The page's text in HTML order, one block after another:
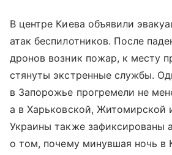
В центре Киева объявили
атак беспилотников. После
дронов возник пожар, к месту
стянуты экстренные службы.
в Запорожье прогремели не
а в Харьковской, Житомирской
Украины также зафиксированы
о том, почему минувшая ночь в